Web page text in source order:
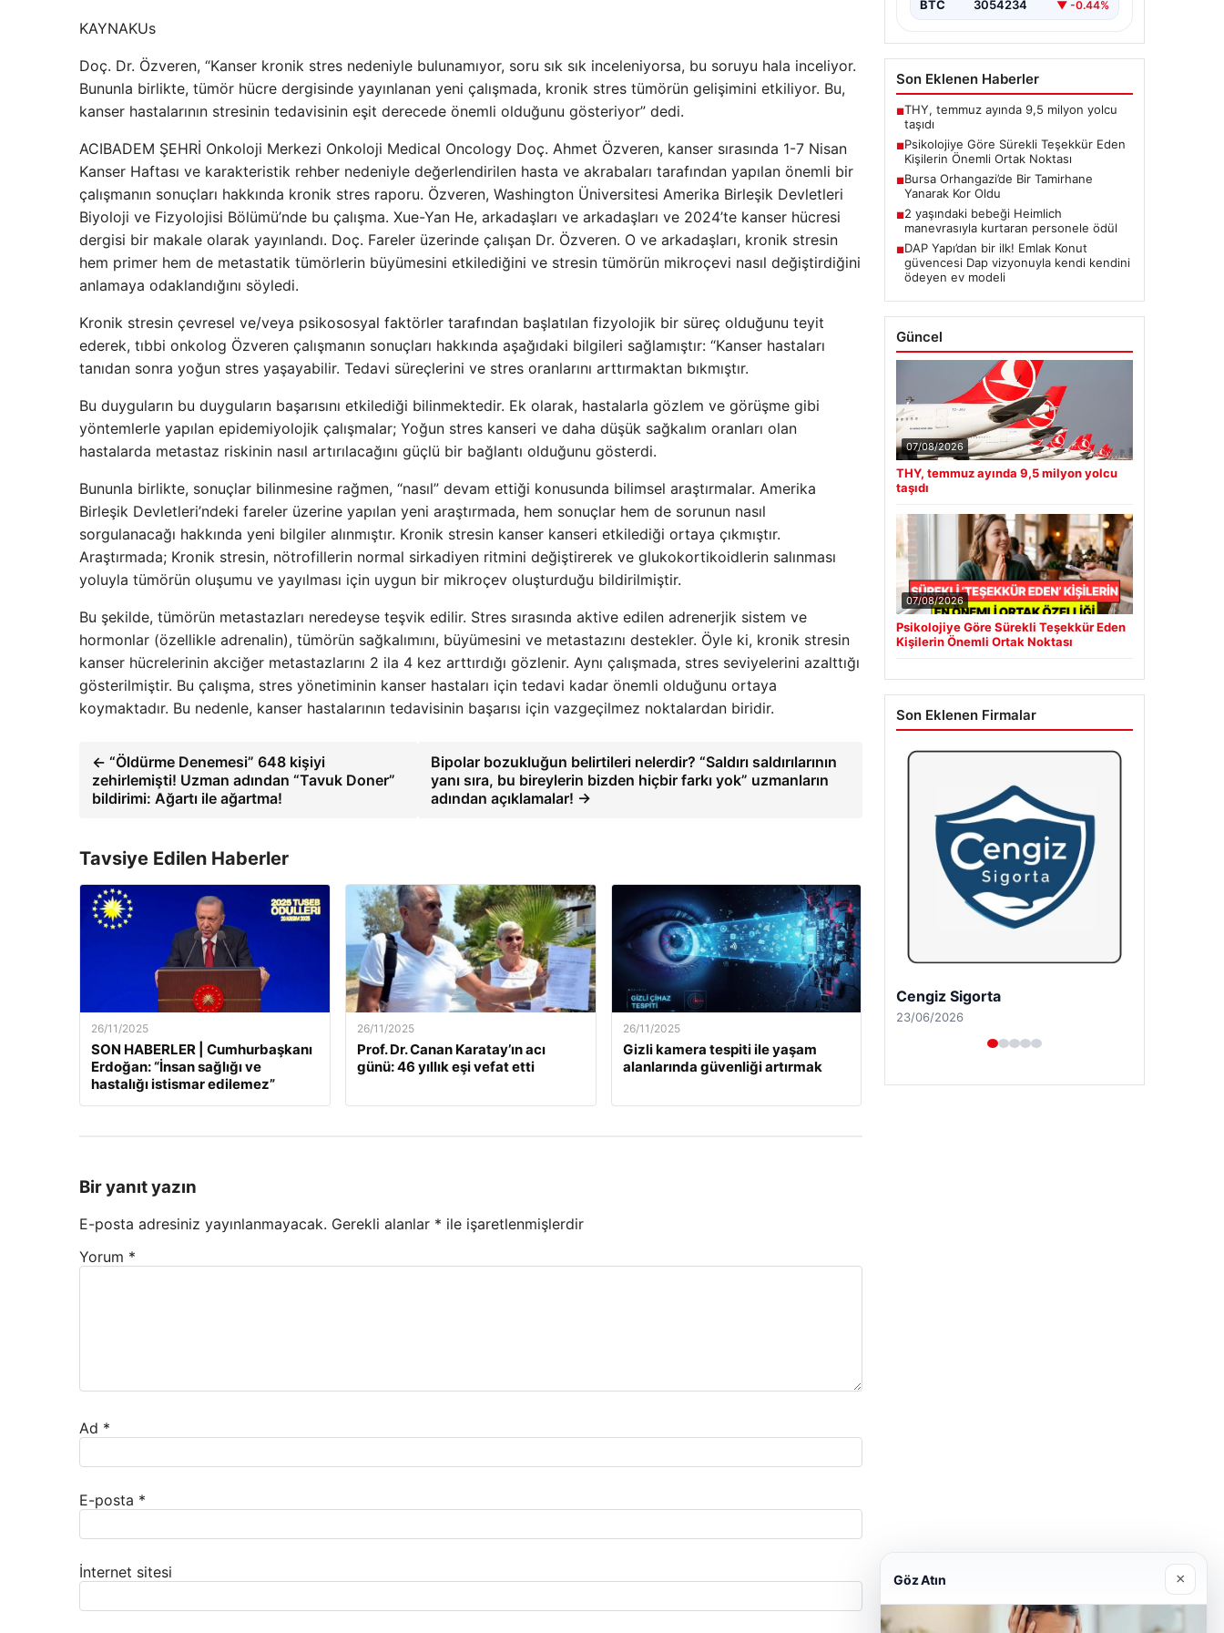
KAYNAKUs
Doç. Dr. Özveren, “Kanser kronik stres nedeniyle bulunamıyor, soru sık sık inceleniyorsa, bu soruyu hala inceliyor.
Bununla birlikte, tümör hücre dergisinde yayınlanan yeni çalışmada, kronik stres tümörün gelişimini etkiliyor. Bu,
kanser hastalarının stresinin tedavisinin eşit derecede önemli olduğunu gösteriyor” dedi.
ACIBADEM ŞEHRİ Onkoloji Merkezi Onkoloji Medical Oncology Doç. Ahmet Özveren, kanser sırasında 1-7 Nisan
Kanser Haftası ve karakteristik rehber nedeniyle değerlendirilen hasta ve akrabaları tarafından yapılan önemli bir
çalışmanın sonuçları hakkında kronik stres raporu. Özveren, Washington Üniversitesi Amerika Birleşik Devletleri
Biyoloji ve Fizyolojisi Bölümü’nde bu çalışma. Xue-Yan He, arkadaşları ve arkadaşları ve 2024’te kanser hücresi
dergisi bir makale olarak yayınlandı. Doç. Fareler üzerinde çalışan Dr. Özveren. O ve arkadaşları, kronik stresin
hem primer hem de metastatik tümörlerin büyümesini etkilediğini ve stresin tümörün mikroçevi nasıl değiştirdiğini
anlamaya odaklandığını söyledi.
Kronik stresin çevresel ve/veya psikososyal faktörler tarafından başlatılan fizyolojik bir süreç olduğunu teyit
ederek, tıbbi onkolog Özveren çalışmanın sonuçları hakkında aşağıdaki bilgileri sağlamıştır: “Kanser hastaları
tanıdan sonra yoğun stres yaşayabilir. Tedavi süreçlerini ve stres oranlarını arttırmaktan bıkmıştır.
Bu duyguların bu duyguların başarısını etkilediği bilinmektedir. Ek olarak, hastalarla gözlem ve görüşme gibi
yöntemlerle yapılan epidemiyolojik çalışmalar; Yoğun stres kanseri ve daha düşük sağkalım oranları olan
hastalarda metastaz riskinin nasıl artırılacağını güçlü bir bağlantı olduğunu gösterdi.
Bununla birlikte, sonuçlar bilinmesine rağmen, “nasıl” devam ettiği konusunda bilimsel araştırmalar. Amerika
Birleşik Devletleri’ndeki fareler üzerine yapılan yeni araştırmada, hem sonuçlar hem de sorunun nasıl
sorgulanacağı hakkında yeni bilgiler alınmıştır. Kronik stresin kanser kanseri etkilediği ortaya çıkmıştır.
Araştırmada; Kronik stresin, nötrofillerin normal sirkadiyen ritmini değiştirerek ve glukokortikoidlerin salınması
yoluyla tümörün oluşumu ve yayılması için uygun bir mikroçev oluşturduğu bildirilmiştir.
Bu şekilde, tümörün metastazları neredeyse teşvik edilir. Stres sırasında aktive edilen adrenerjik sistem ve
hormonlar (özellikle adrenalin), tümörün sağkalımını, büyümesini ve metastazını destekler. Öyle ki, kronik stresin
kanser hücrelerinin akciğer metastazlarını 2 ila 4 kez arttırdığı gözlenir. Aynı çalışmada, stres seviyelerini azalttığı
gösterilmiştir. Bu çalışma, stres yönetiminin kanser hastaları için tedavi kadar önemli olduğunu ortaya
koymaktadır. Bu nedenle, kanser hastalarının tedavisinin başarısı için vazgeçilmez noktalardan biridir.
← “Öldürme Denemesi” 648 kişiyi
zehirlemişti! Uzman adından “Tavuk Doner”
bildirimi: Ağartı ile ağartma!
Bipolar bozukluğun belirtileri nelerdir? “Saldırı saldırılarının
yanı sıra, bu bireylerin bizden hiçbir farkı yok” uzmanların
adından açıklamalar! →
Tavsiye Edilen Haberler
26/11/2025
SON HABERLER | Cumhurbaşkanı
Erdoğan: “İnsan sağlığı ve
hastalığı istismar edilemez”
26/11/2025
Prof. Dr. Canan Karatay’ın acı
günü: 46 yıllık eşi vefat etti
26/11/2025
Gizli kamera tespiti ile yaşam
alanlarında güvenliği artırmak
Bir yanıt yazın
E-posta adresiniz yayınlanmayacak. Gerekli alanlar * ile işaretlenmişlerdir
Yorum *
Ad *
E-posta *
İnternet sitesi
BTC 3054234 ▼ -0.44%
Son Eklenen Haberler
■THY, temmuz ayında 9,5 milyon yolcu
taşıdı
■Psikolojiye Göre Sürekli Teşekkür Eden
Kişilerin Önemli Ortak Noktası
■Bursa Orhangazi’de Bir Tamirhane
Yanarak Kor Oldu
■2 yaşındaki bebeği Heimlich
manevrasıyla kurtaran personele ödül
■DAP Yapı’dan bir ilk! Emlak Konut
güvencesi Dap vizyonuyla kendi kendini
ödeyen ev modeli
Güncel
07/08/2026
THY, temmuz ayında 9,5 milyon yolcu
taşıdı
07/08/2026
Psikolojiye Göre Sürekli Teşekkür Eden
Kişilerin Önemli Ortak Noktası
Son Eklenen Firmalar
Hastaş Beton
26/05/2026
Göz Atın ×